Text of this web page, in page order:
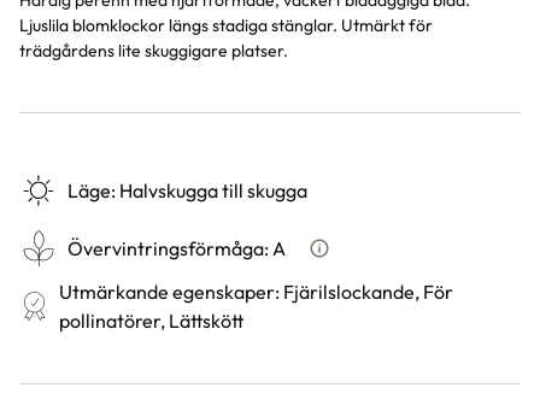
Ljuslila blomklockor längs stadiga stänglar. Utmärkt för
trädgårdens lite skuggigare platser.
Läge: Halvskugga till skugga
Övervintringsförmåga:A Vad betyder
Utmärkande egenskaper: Fjärilslockande, För
pollinatörer, Lättskött